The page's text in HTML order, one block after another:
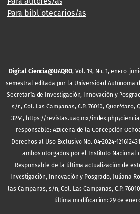
Para bibliotecarios/as
Digital Ciencia@UAQRO, Vol. 19, No. 1, enero-
semestral editada por la Universidad Autónoma
Secretaría de Investigación, Innovación y
s/n, Col. Las Campanas, C.P. 76010, Querétaro,
3244, https://revistas.uaq.mx/index.php/
responsable: Azucena de la Concepción
Derechos al Uso Exclusivo No. 04-2024-
ambos otorgados por el Instituto Nacional
Responsable de la última actualización de
Investigación, Innovación y Posgrado, Juliana
las Campanas, s/n, Col. Las Campanas, C.P.
última modificación: 29 de